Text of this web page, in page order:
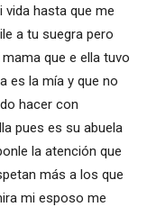
hasta que me
a tu suegra pero
que e ella tuvo
es la mía y que no
hacer con
pues es su abuela
la atención que
más a los que
mi esposo me